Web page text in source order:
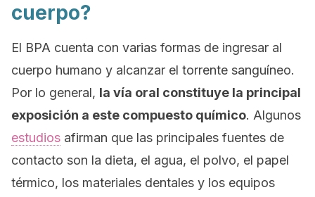
cuerpo?
El BPA cuenta con varias formas de ingresar al
cuerpo humano y alcanzar el torrente sanguíneo.
Por lo general, la vía oral constituye la principal
exposición a este compuesto químico. Algunos
estudios afirman que las principales fuentes de
contacto son la dieta, el agua, el polvo, el papel
térmico, los materiales dentales y los equipos